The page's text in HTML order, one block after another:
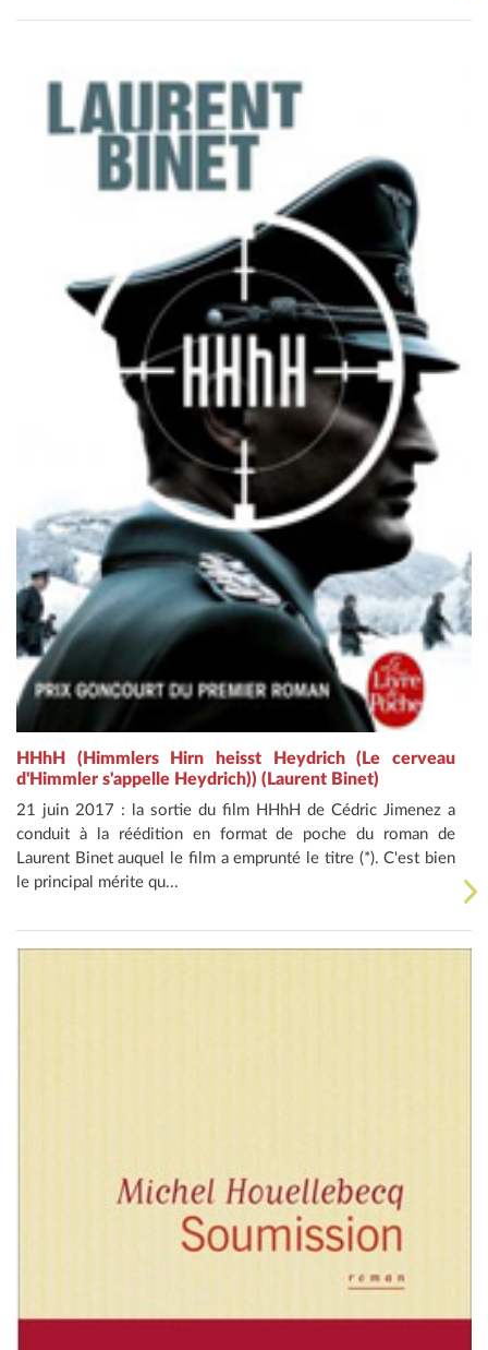
HHhH (Himmlers Hirn heisst Heydrich (Le cerveau
d'Himmler s'appelle Heydrich)) (Laurent Binet)
21 juin 2017 : la sortie du film HHhH de Cédric Jimenez a
conduit à la réédition en format de poche du roman de
Laurent Binet auquel le film a emprunté le titre (*). C'est bien
le principal mérite qu...